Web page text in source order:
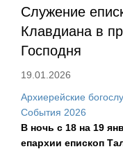
Служение
Клавдиана в
Господня
19.01.2026
Архиерейские
События 2026
В ночь с 18 на 19
епархии епископ